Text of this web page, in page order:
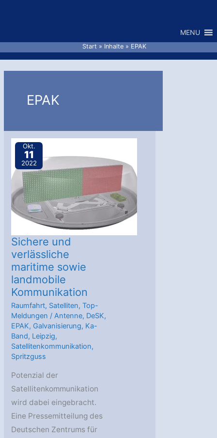
MENU
Start Inhalte EPAK
EPAK
Okt.
11
2022
Sichere und
verlässliche
maritime sowie
landmobile
Kommunikation
Raumfahrt, Satelliten,Top-
Meldungen /Antenne, DeSK,
EPAK, Galvanisierung, Ka-
Band, Leipzig,
Satellitenkommunikation,
Spritzguss
Potenzial der
Satellitenkommunikation
wird dabei eingebracht.
Eine Pressemitteilung des
Deutschen Zentrums für